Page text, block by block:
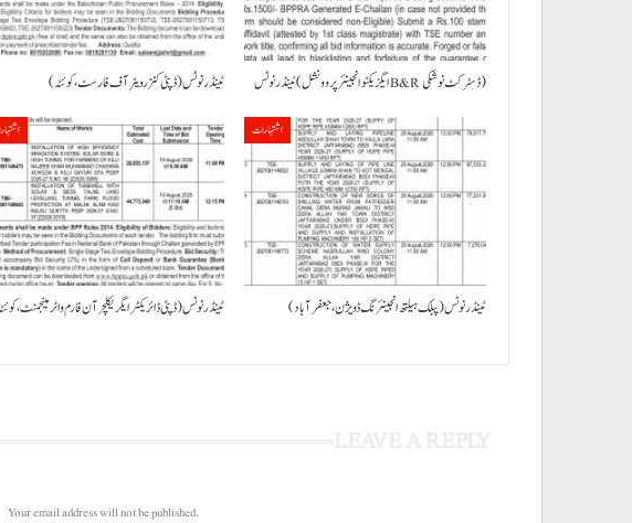
ٹینڈر نوٹس (ڈپٹی کنزرویٹر آف فارسٹ، کوئٹہ) ٹینڈر نوٹس (ایگزیکٹو انجینئر پروونشل B&R ڈسٹرکٹ نوشکی)
ٹینڈر نوٹس (ڈپٹی ڈائریکٹر ایگریکلچر آن فارم واٹر مینجمنٹ،
اشتہارات
ٹینڈر نوٹس (پبلک ہیلتھ انجینئرنگ ڈویژن، جعفرآباد)
Your email address will not be published.